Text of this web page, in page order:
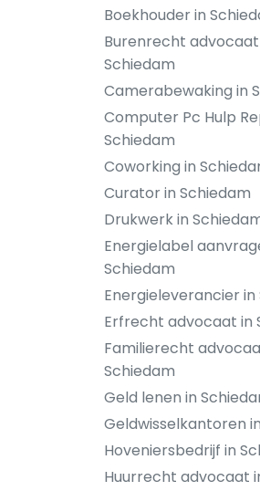
Boekhouder in
Burenrecht
Schiedam
Camerabewaking in
Computer Pc Hulp
Schiedam
Coworking in
Curator in Schiedam
Drukwerk in
Energielabel
Schiedam
Energieleverancier in
Erfrecht advocaat in
Familierecht
Schiedam
Geld lenen in
Geldwisselkantoren
Hoveniersbedrijf in
Huurrecht advocaat